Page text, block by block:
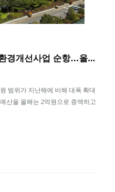
경개선사업 순항…올...
범위가 지난해에 비해 대폭 확대
산을 올해는 2억원으로 증액하고